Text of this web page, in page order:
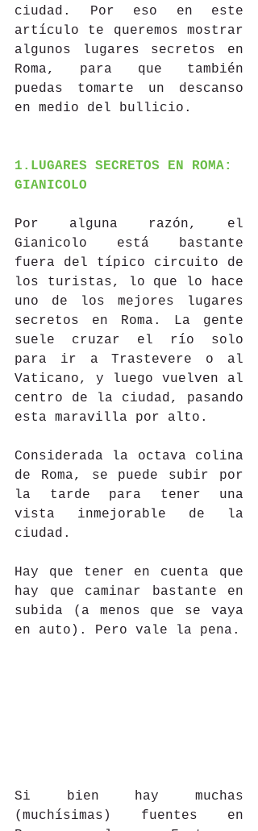
ciudad. Por eso en este
artículo te queremos mostrar
algunos lugares secretos en
Roma, para que también
puedas tomarte un descanso
en medio del bullicio.
1.LUGARES SECRETOS EN ROMA:
GIANICOLO
Por alguna razón, el
Gianicolo está bastante
fuera del típico circuito de
los turistas, lo que lo hace
uno de los mejores lugares
secretos en Roma. La gente
suele cruzar el río solo
para ir a Trastevere o al
Vaticano, y luego vuelven al
centro de la ciudad, pasando
esta maravilla por alto.
Considerada la octava colina
de Roma, se puede subir por
la tarde para tener una
vista inmejorable de la
ciudad.
Hay que tener en cuenta que
hay que caminar bastante en
subida (a menos que se vaya
en auto). Pero vale la pena.
Si bien hay muchas
(muchísimas) fuentes en